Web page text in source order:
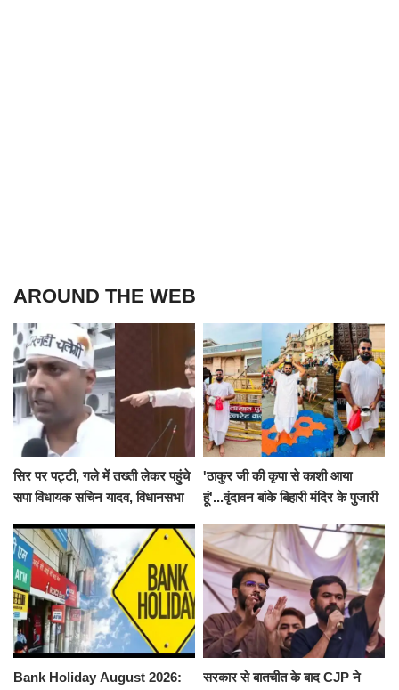
AROUND THE WEB
सिर पर पट्टी, गले में तख्ती लेकर पहुंचे
सपा विधायक सचिन यादव, विधानसभा
निलंबित
'ठाकुर जी की कृपा से काशी आया
हूं'...वृंदावन बांके बिहारी मंदिर के पुजारी
जलाभिषेक
Bank Holiday August 2026:
सरकार से बातचीत के बाद CJP ने